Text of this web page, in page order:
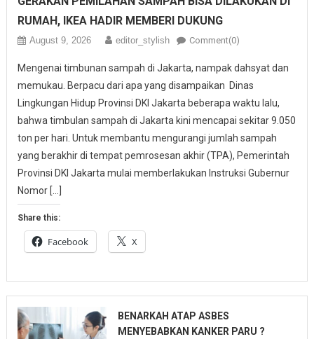
RUMAH, IKEA HADIR MEMBERI DUKUNG
August 9, 2026 editor_stylish Comment(0)
Mengenai timbunan sampah di Jakarta, nampak dahsyat dan
memukau. Berpacu dari apa yang disampaikan Dinas
Lingkungan Hidup Provinsi DKI Jakarta beberapa waktu lalu,
bahwa timbulan sampah di Jakarta kini mencapai sekitar 9.050
ton per hari. Untuk membantu mengurangi jumlah sampah
yang berakhir di tempat pemrosesan akhir (TPA), Pemerintah
Provinsi DKI Jakarta mulai memberlakukan Instruksi Gubernur
Nomor […]
Share this:
Facebook X
BENARKAH ATAP ASBES
MENYEBABKAN KANKER PARU ?